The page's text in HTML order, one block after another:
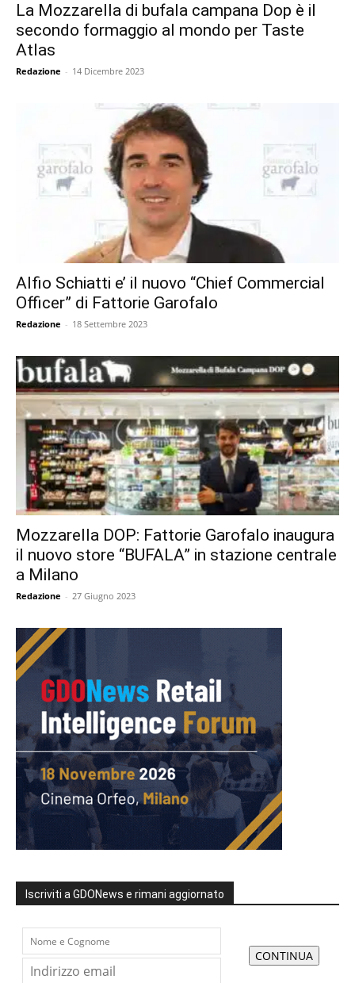
La Mozzarella di bufala campana Dop è il
secondo formaggio al mondo per Taste
Atlas
Redazione - 14 Dicembre 2023
Alfio Schiatti e’ il nuovo “Chief Commercial
Officer” di Fattorie Garofalo
Redazione - 18 Settembre 2023
Mozzarella DOP: Fattorie Garofalo inaugura
il nuovo store “BUFALA” in stazione centrale
a Milano
Redazione - 27 Giugno 2023
Iscriviti a GDONews e rimani aggiornato